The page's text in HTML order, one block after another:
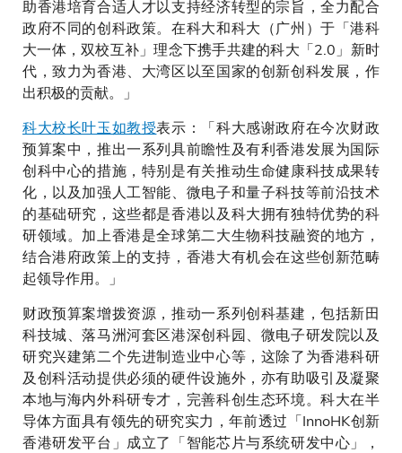
助香港培育合适人才以支持经济转型的宗旨，全力配合
政府不同的创科政策。在科大和科大（广州）于「港科
大一体，双校互补」理念下携手共建的科大「2.0」新时
代，致力为香港、大湾区以至国家的创新创科发展，作
出积极的贡献。」
科大校长叶玉如教授表示：「科大感谢政府在今次财政
预算案中，推出一系列具前瞻性及有利香港发展为国际
创科中心的措施，特别是有关推动生命健康科技成果转
化，以及加强人工智能、微电子和量子科技等前沿技术
的基础研究，这些都是香港以及科大拥有独特优势的科
研领域。加上香港是全球第二大生物科技融资的地方，
结合港府政策上的支持，香港大有机会在这些创新范畴
起领导作用。」
财政预算案增拨资源，推动一系列创科基建，包括新田
科技城、落马洲河套区港深创科园、微电子研发院以及
研究兴建第二个先进制造业中心等，这除了为香港科研
及创科活动提供必须的硬件设施外，亦有助吸引及凝聚
本地与海内外科研专才，完善科创生态环境。科大在半
导体方面具有领先的研究实力，年前透过「InnoHK创新
香港研发平台」成立了「智能芯片与系统研发中心」，